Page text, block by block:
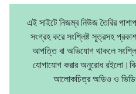
এই সাইটে নিজম্ব নিউজ তৈরির
সংগ্রহ করে সংশ্লিষ্ট সূত্রসহ
আপত্তি বা অভিযোগ থাকলে
যোগাযোগ করার অনুরোধ
আলোকচিত্র অডিও ও